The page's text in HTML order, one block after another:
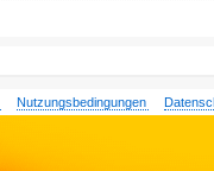
Nutzungsbedingungen